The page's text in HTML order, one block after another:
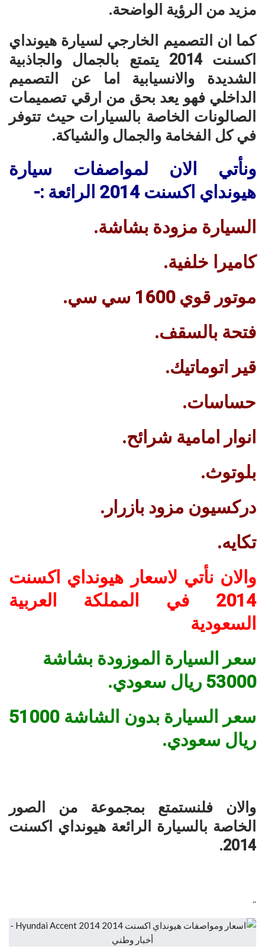
مزيد من الرؤية الواضحة.
كما ان التصميم الخارجي لسيارة هيونداي
اكسنت 2014 يتمتع بالجمال والجاذبية
الشديدة والانسيابية اما عن التصميم
الداخلي فهو يعد بحق من ارقي تصميمات
الصالونات الخاصة بالسيارات حيث تتوفر
في كل الفخامة والجمال والشياكة.
ونأتي الان لمواصفات سيارة
هيونداي اكسنت 2014 الرائعة :-
السيارة مزودة بشاشة.
كاميرا خلفية.
موتور قوي 1600 سي سي.
فتحة بالسقف.
قير اتوماتيك.
حساسات.
انوار امامية شرائح.
بلوتوث.
دركسيون مزود بازرار.
تكايه.
والان نأتي لاسعار هيونداي اكسنت
2014 في المملكة العربية
السعودية
سعر السيارة الموزودة بشاشة
53000 ريال سعودي.
سعر السيارة بدون الشاشة 51000
ريال سعودي.
والان فلنستمتع بمجموعة من الصور
الخاصة بالسيارة الرائعة هيونداي اكسنت
2014.
..